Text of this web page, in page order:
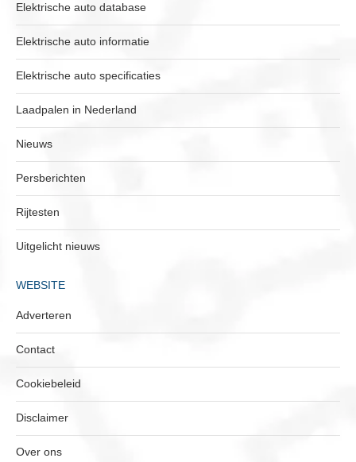
Elektrische auto database
Elektrische auto informatie
Elektrische auto specificaties
Laadpalen in Nederland
Nieuws
Persberichten
Rijtesten
Uitgelicht nieuws
WEBSITE
Adverteren
Contact
Cookiebeleid
Disclaimer
Over ons